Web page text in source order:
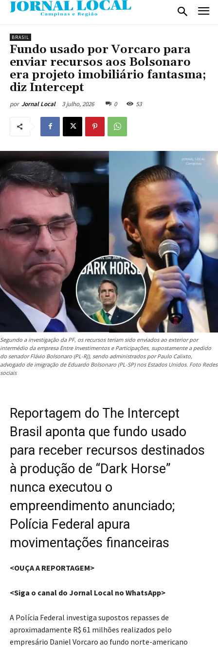
BRASIL
Fundo usado por Vorcaro para
enviar recursos aos Bolsonaro
era projeto imobiliário fantasma;
diz Intercept
por Jornal Local 3 julho, 2026 0 53
Segundo a investigação da PF, os recursos teriam sido enviados ao exterior por
intermédio da empresa Entre Investimentos e Participações, supostamente a pedido
do senador Flávio Bolsonaro (PL-RJ), sendo administrados por Paulo Calixto,
advogado de imigração de Eduardo Bolsonaro (PL-SP) nos Estados Unidos. Foto Redes
sociais
Reportagem do The Intercept
Brasil aponta que fundo usado
para receber recursos destinados
à produção de “Dark Horse”
nunca executou o
empreendimento anunciado;
Polícia Federal apura
movimentações financeiras
<OUÇA A REPORTAGEM>
<Siga o canal do Jornal Local no WhatsApp>
A Polícia Federal investiga supostos repasses de
aproximadamente R$ 61 milhões realizados pelo
empresário Daniel Vorcaro ao fundo norte-americano